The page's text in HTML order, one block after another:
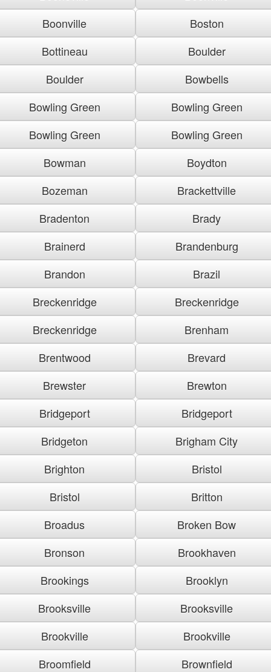
Boonville
Boston
Bottineau
Boulder
Boulder
Bowbells
Bowling Green
Bowling Green
Bowling Green
Bowling Green
Bowman
Boydton
Bozeman
Brackettville
Bradenton
Brady
Brainerd
Brandenburg
Brandon
Brazil
Breckenridge
Breckenridge
Breckenridge
Brenham
Brentwood
Brevard
Brewster
Brewton
Bridgeport
Bridgeport
Bridgeton
Brigham City
Brighton
Bristol
Bristol
Britton
Broadus
Broken Bow
Bronson
Brookhaven
Brookings
Brooklyn
Brooksville
Brooksville
Brookville
Brookville
Broomfield
Brownfield